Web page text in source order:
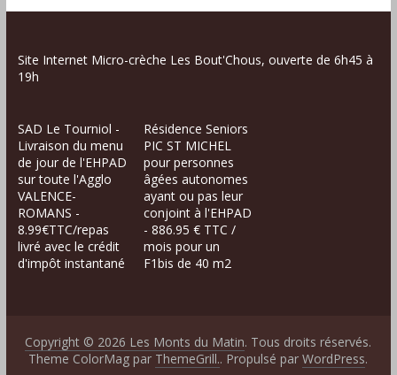
Site Internet Micro-crèche Les Bout'Chous, ouverte de 6h45 à
19h
SAD Le Tourniol -
Livraison du menu
de jour de l'EHPAD
sur toute l'Agglo
VALENCE-
ROMANS -
8.99€TTC/repas
livré avec le crédit
d'impôt instantané
Résidence Seniors
PIC ST MICHEL
pour personnes
âgées autonomes
ayant ou pas leur
conjoint à l'EHPAD
- 886.95 € TTC /
mois pour un
F1bis de 40 m2
Copyright © 2026 Les Monts du Matin. Tous droits réservés.
Theme ColorMag par ThemeGrill.. Propulsé parWordPress.